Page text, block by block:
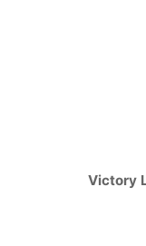
Victory